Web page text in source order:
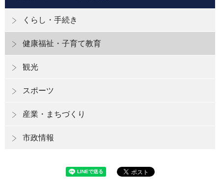
くらし・手続き
健康福祉・子育て教育
観光
スポーツ
産業・まちづくり
市政情報